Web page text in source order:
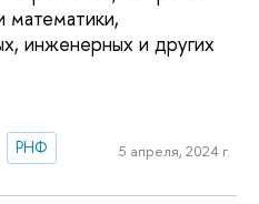
математики,
инженерных и других
РНФ 5 апреля, 2024 г.